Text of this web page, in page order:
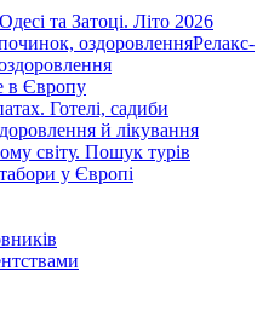
та Затоці. Літо 2026
Релакс-
в Європу
Готелі, садиби
й лікування
світу. Пошук турів
у Європі